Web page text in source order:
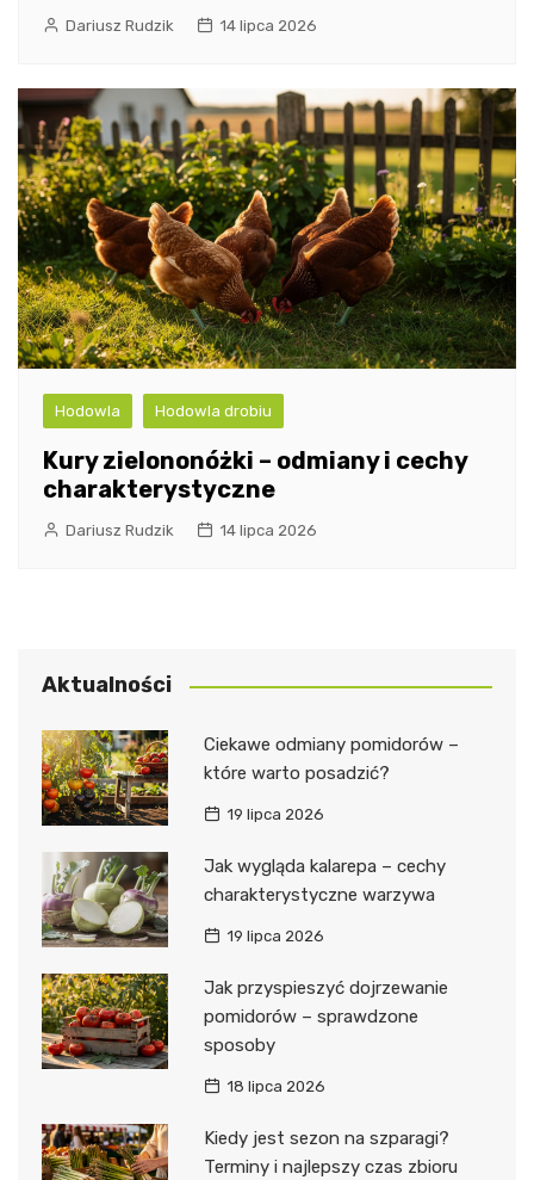
Dariusz Rudzik 14 lipca 2026
Hodowla Hodowla drobiu
Kury zielononóżki – odmiany i cechy
charakterystyczne
Dariusz Rudzik 14 lipca 2026
Aktualności
Ciekawe odmiany pomidorów –
które warto posadzić?
19 lipca 2026
Jak wygląda kalarepa – cechy
charakterystyczne warzywa
19 lipca 2026
Jak przyspieszyć dojrzewanie
pomidorów – sprawdzone
sposoby
18 lipca 2026
Kiedy jest sezon na szparagi?
Terminy i najlepszy czas zbioru